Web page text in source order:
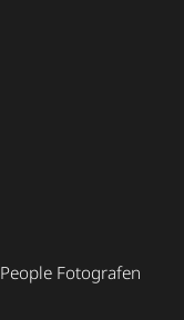
Fotografen